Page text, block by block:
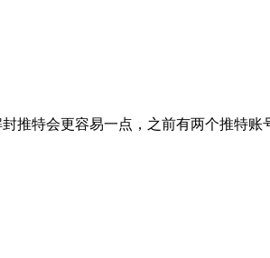
推特会更容易一点，之前有两个推特